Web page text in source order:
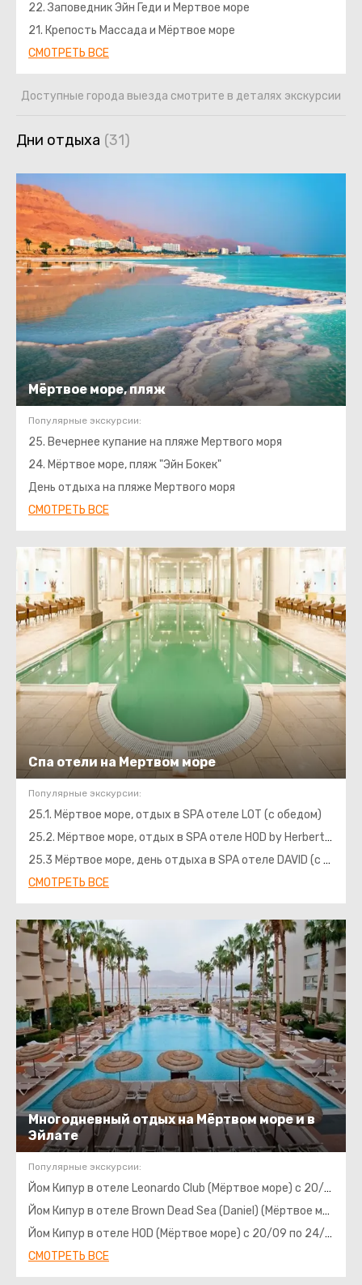
22. Заповедник Эйн Геди и Мертвое море
21. Крепость Массада и Мёртвое море
СМОТРЕТЬ ВСЕ
Доступные города выезда смотрите в деталях экскурсии
Дни отдыха
Мёртвое море, пляж
Популярные экскурсии:
25. Вечернее купание на пляже Мертвого моря
24. Мёртвое море, пляж "Эйн Бокек"
День отдыха на пляже Мертвого моря
СМОТРЕТЬ ВСЕ
Спа отели на Мертвом море
Популярные экскурсии:
25.1. Мёртвое море, отдых в SPA отеле LOT (с обедом)
25.2. Мёртвое море, отдых в SPA отеле HOD by Herbert Samuel (с обедом и 30 мин. массажем)
25.3 Мёртвое море, день отдыха в SPA отеле DAVID (с обедом)
СМОТРЕТЬ ВСЕ
Многодневный отдых на Мёртвом море и в
Эйлате
Популярные экскурсии:
Йом Кипур в отеле Leonardo Club (Мёртвое море) с 20/09 по 24/09, 4 ночи с подвозкой
Йом Кипур в отеле Brown Dead Sea (Daniel) (Мёртвое море) с 20/09 по 24/09, 4 ночи с подвозкой
Йом Кипур в отеле HOD (Мёртвое море) с 20/09 по 24/09, 4 ночи с подвозкой
СМОТРЕТЬ ВСЕ